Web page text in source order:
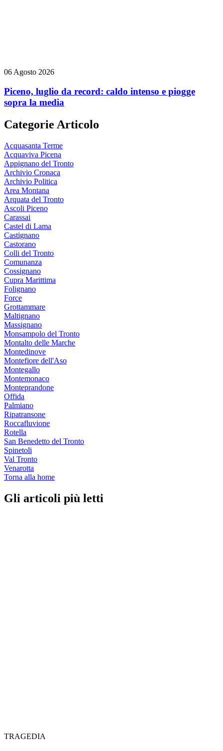
06 Agosto 2026
Piceno, luglio da record: caldo intenso e piogge
sopra la media
Categorie Articolo
Acquasanta Terme
Acquaviva Picena
Appignano del Tronto
Archivio Cronaca
Archivio Politica
Area Montana
Arquata del Tronto
Ascoli Piceno
Carassai
Castel di Lama
Castignano
Castorano
Colli del Tronto
Comunanza
Cossignano
Cupra Marittima
Folignano
Force
Grottammare
Maltignano
Massignano
Monsampolo del Tronto
Montalto delle Marche
Montedinove
Montefiore dell'Aso
Montegallo
Montemonaco
Monteprandone
Offida
Palmiano
Ripatransone
Roccafluvione
Rotella
San Benedetto del Tronto
Spinetoli
Val Tronto
Venarotta
Torna alla home
Gli articoli più letti
TRAGEDIA